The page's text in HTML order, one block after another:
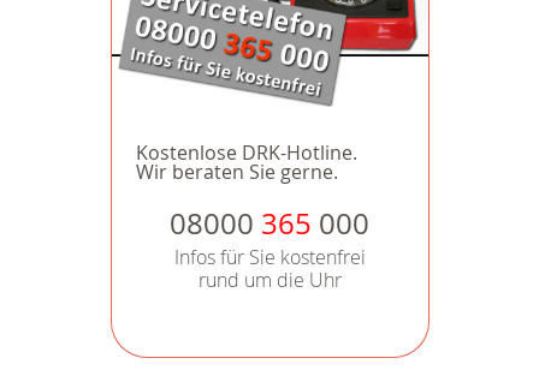
Kostenlose DRK-Hotline.
Wir beraten Sie gerne.
08000 365 000
Infos für Sie kostenfrei
rund um die Uhr